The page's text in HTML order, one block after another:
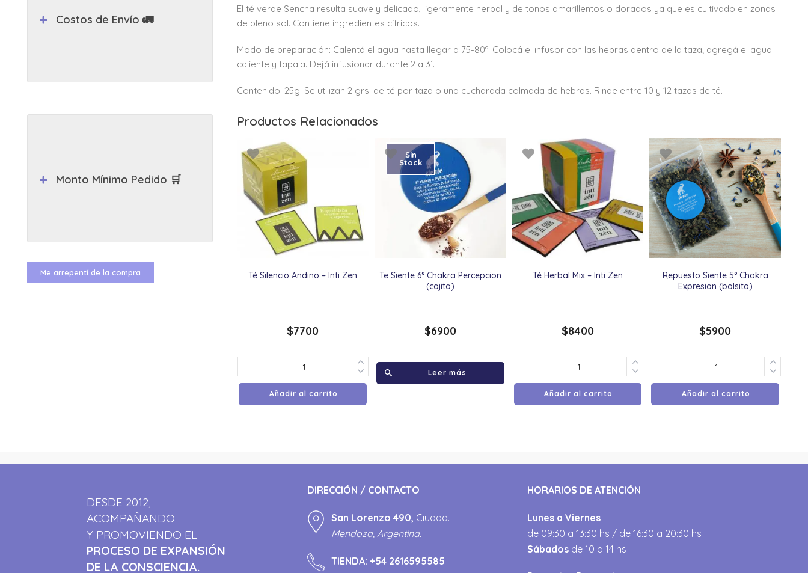
El té verde Sencha resulta suave y delicado, ligeramente herbal y de tonos amarillentos o dorados ya que es cultivado en zonas
de pleno sol. Contiene ingredientes cítricos.
Modo de preparación: Calentá el agua hasta llegar a 75-80º. Colocá el infusor con las hebras dentro de la taza; agregá el agua
caliente y tapala. Dejá infusionar durante 2 a 3´.
Contenido: 25g. Se utilizan 2 grs. de té por taza o una cucharada colmada de hebras. Rinde entre 10 y 12 tazas de té.
Productos Relacionados
Té Silencio Andino – Inti Zen
$7700
Añadir al carrito
Te Siente 6° Chakra Percepcion
(cajita)
Sin
Stock
$6900
Leer más
Té Herbal Mix – Inti Zen
$8400
Añadir al carrito
Repuesto Siente 5° Chakra
Expresion (bolsita)
$5900
Añadir al carrito
Costos de Envío 🚛
Monto Mínimo Pedido 🛒
Me arrepentí de la compra
DESDE 2012,
ACOMPAÑANDO
Y PROMOVIENDO EL
PROCESO DE EXPANSIÓN
DE LA CONSCIENCIA.
DIRECCIÓN / CONTACTO
San Lorenzo 490, Ciudad.
Mendoza, Argentina.
TIENDA: +54 2616595585
HORARIOS DE ATENCIÓN
Lunes a Viernes
de 09:30 a 13:30 hs / de 16:30 a 20:30 hs
Sábados de 10 a 14 hs